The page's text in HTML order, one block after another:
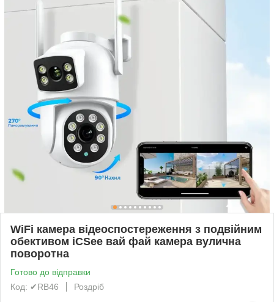
WiFi камера відеоспостереження з подвійним
обективом iCSee вай фай камера вулична
поворотна
Готово до відправки
Код: ✔RB46
Роздріб